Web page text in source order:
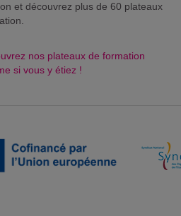
et découvrez plus de 60 plateaux
nos plateaux de formation
si vous y étiez !